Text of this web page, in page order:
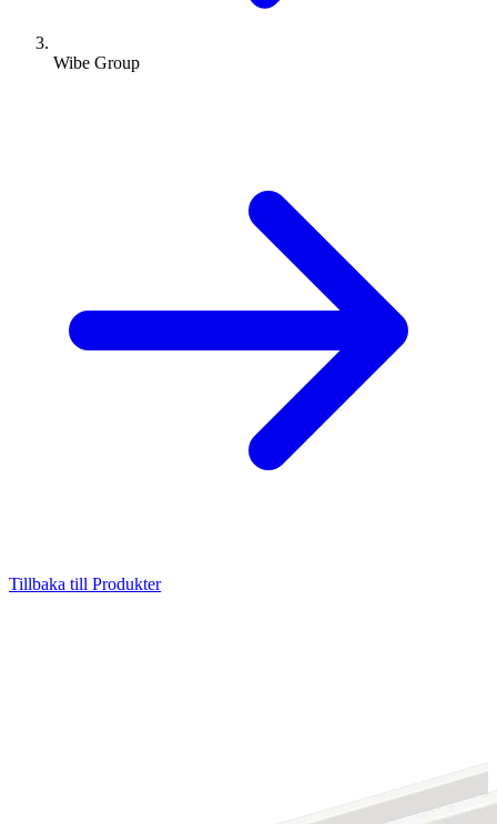
Wibe Group
Tillbaka till Produkter